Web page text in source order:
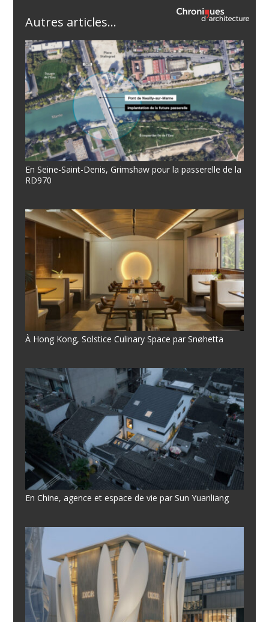
Autres articles...
En Seine-Saint-Denis, Grimshaw pour la passerelle de la
RD970
À Hong Kong, Solstice Culinary Space par Snøhetta
En Chine, agence et espace de vie par Sun Yuanliang